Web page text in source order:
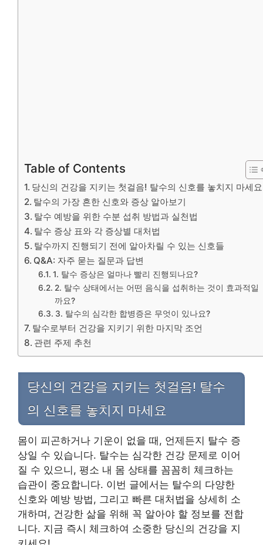
Table of Contents
당신의 건강을 지키는 첫걸음! 탈수의 신호를 놓치지 마세요
탈수의 가장 흔한 신호와 증상 알아보기
탈수 예방을 위한 수분 섭취 방법과 실천법
탈수 증상 표와 각 증상별 대처법
탈수까지 진행되기 전에 알아차릴 수 있는 신호들
Q&A: 자주 묻는 질문과 답변
1. 탈수 증상은 얼마나 빨리 진행되나요?
2. 탈수 상태에서는 어떤 음식을 섭취하는 것이 효과적일
까요?
3. 탈수의 심각한 합병증은 무엇이 있나요?
탈수로부터 건강을 지키기 위한 마지막 조언
관련 주제 추천
당신의 건강을 지키는 첫걸음! 탈수
의 신호를 놓치지 마세요
몸이 피곤하거나 기운이 없을 때, 언제든지 탈수 증
상일 수 있습니다. 탈수는 심각한 건강 문제로 이어
질 수 있으니, 평소 내 몸 상태를 꼼꼼히 체크하는
습관이 중요합니다. 이번 글에서는 탈수의 다양한
신호와 예방 방법, 그리고 빠른 대처법을 상세히 소
개하며, 건강한 삶을 위해 꼭 알아야 할 정보를 전합
니다. 지금 즉시 체크하여 소중한 당신의 건강을 지